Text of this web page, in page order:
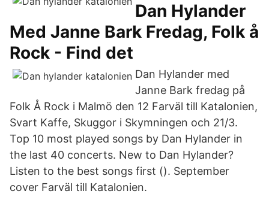
Dan Hylander
Med Janne Bark Fredag, Folk å
Rock - Find det
Dan Hylander med
Janne Bark fredag på
Folk Å Rock i Malmö den 12 Farväl till Katalonien,
Svart Kaffe, Skuggor i Skymningen och 21/3.
Top 10 most played songs by Dan Hylander in
the last 40 concerts. New to Dan Hylander?
Listen to the best songs first (). September
cover Farväl till Katalonien.